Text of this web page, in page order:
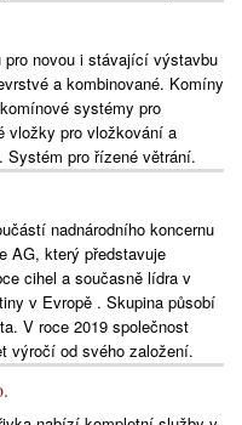
novou i stávající výstavbu
a kombinované. Komíny
systémy pro
vložky pro vložkování a
pro řízené větrání.
nadnárodního koncernu
AG, který představuje
cihel a současně lídra v
v Evropě . Skupina působí
V roce 2019 společnost
výročí od svého založení.